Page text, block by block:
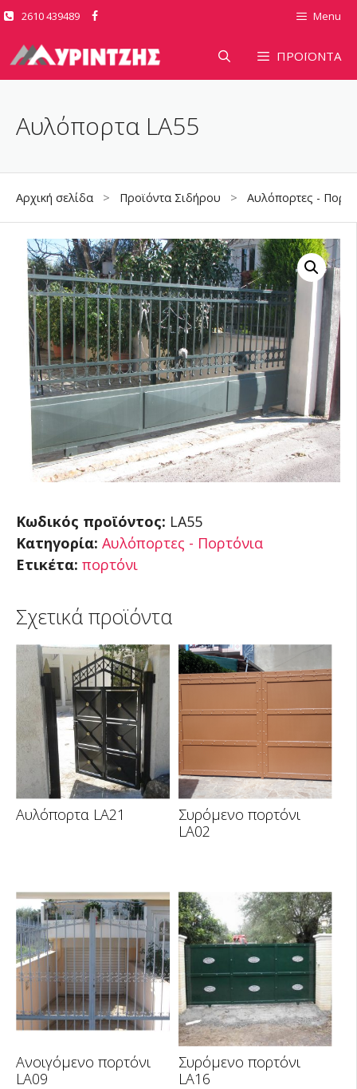
Μετάβαση
περιεχόμενο
2610 439489 Menu
ΠΡΟΪΟΝΤΑ
Αυλόπορτα LA55
Αρχική σελίδα > Προϊόντα Σιδήρου > Αυλόπορτες -
Κωδικός προϊόντος: LA55
Κατηγορία: Αυλόπορτες - Πορτόνια
Ετικέτα: πορτόνι
Σχετικά προϊόντα
Αυλόπορτα LA21
Συρόμενο πορτόνι
LA02
Ανοιγόμενο πορτόνι
LA09
Συρόμενο πορτόνι
LA16